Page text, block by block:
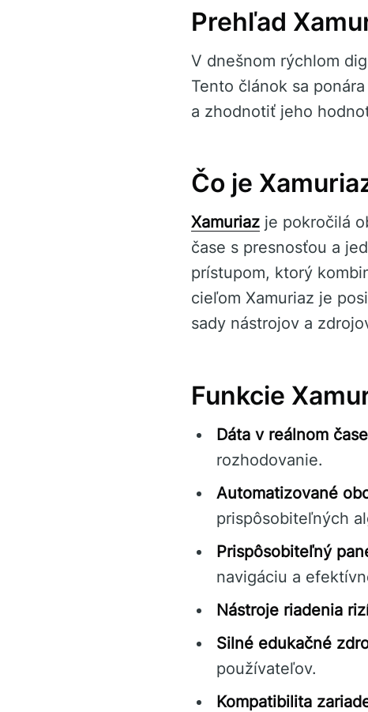
Prehľad
V dnešnom rýchlom
Tento článok sa
a zhodnotiť jeho
Čo je
Xamuriaz je pokročilá
čase s presnosťou a
prístupom, ktorý
cieľom Xamuriaz je
sady nástrojov a
Funkcie
Dáta v reálnom
rozhodovanie.
Automatizované
prispôsobiteľných
Prispôsobiteľný
navigáciu a
Nástroje riadenia
Silné edukačné
používateľov.
Kompatibilita